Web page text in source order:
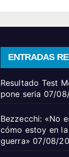
ENTRADAS
Resultado Test
pone seria 07/
Bezzecchi: «No
cómo estoy en
guerra» 07/08/